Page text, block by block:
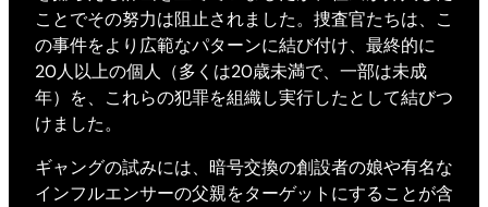
ことでその努力は阻止されました。捜査官たちは、こ
の事件をより広範なパターンに結び付け、最終的に
20人以上の個人（多くは20歳未満で、一部は未成
年）を、これらの犯罪を組織し実行したとして結びつ
けました。
ギャングの試みには、暗号交換の創設者の娘や有名な
インフルエンサーの父親をターゲットにすることが含